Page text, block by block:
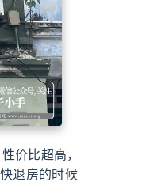
价比超高，
退房的时候